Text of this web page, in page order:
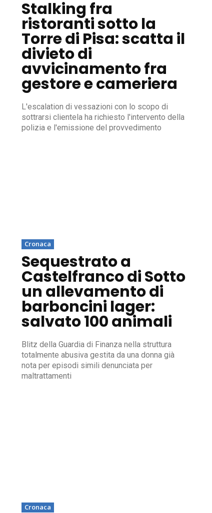
Stalking fra
ristoranti sotto la
Torre di Pisa: scatta il
divieto di
avvicinamento fra
gestore e cameriera
L'escalation di vessazioni con lo scopo di
sottrarsi clientela ha richiesto l'intervento della
polizia e l'emissione del provvedimento
Cronaca
Sequestrato a
Castelfranco di Sotto
un allevamento di
barboncini lager:
salvato 100 animali
Blitz della Guardia di Finanza nella struttura
totalmente abusiva gestita da una donna già
nota per episodi simili denunciata per
maltrattamenti
Cronaca